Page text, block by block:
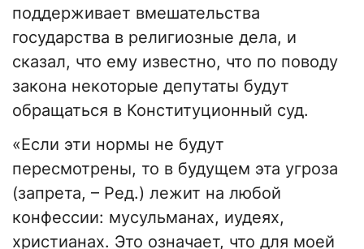
поддерживает вмешательства
государства в религиозные дела, и
сказал, что ему известно, что по поводу
закона некоторые депутаты будут
обращаться в Конституционный суд.
«Если эти нормы не будут
пересмотрены, то в будущем эта угроза
(запрета, – Ред.) лежит на любой
конфессии: мусульманах, иудеях,
христианах. Это означает, что для моей